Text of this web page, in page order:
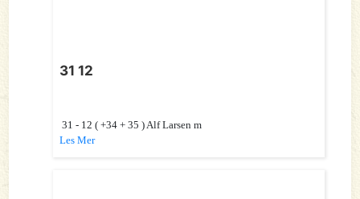
31 12
31 - 12 ( +34 + 35 ) Alf Larsen m
Les Mer